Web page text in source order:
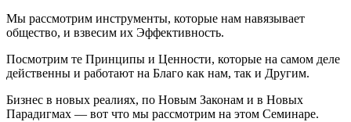
Мы рассмотрим инструменты, которые нам навязывает
общество, и взвесим их Эффективность.
Посмотрим те Принципы и Ценности, которые на самом деле
действенны и работают на Благо как нам, так и Другим.
Бизнес в новых реалиях, по Новым Законам и в Новых
Парадигмах — вот что мы рассмотрим на этом Семинаре.